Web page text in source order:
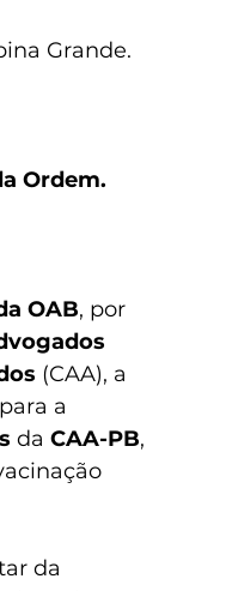
Grande.
Ordem.
OAB, por
(CAA), a
para a
da CAA-PB,
da